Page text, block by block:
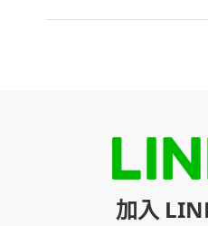
加入